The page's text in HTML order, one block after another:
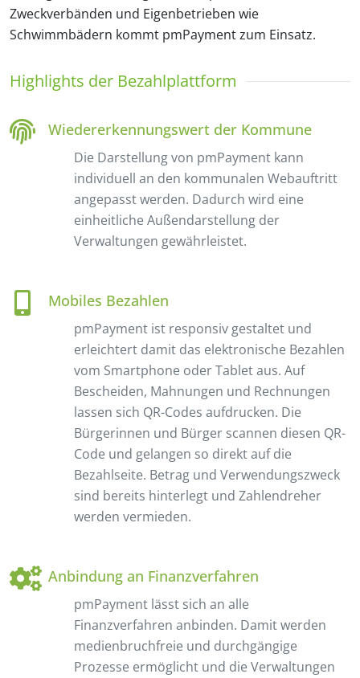
Zweckverbänden und Eigenbetrieben wie
Schwimmbädern kommt pmPayment zum Einsatz.
Highlights der Bezahlplattform
Wiedererkennungswert der Kommune
Die Darstellung von pmPayment kann
individuell an den kommunalen Webauftritt
angepasst werden. Dadurch wird eine
einheitliche Außendarstellung der
Verwaltungen gewährleistet.
Mobiles Bezahlen
pmPayment ist responsiv gestaltet und
erleichtert damit das elektronische Bezahlen
vom Smartphone oder Tablet aus. Auf
Bescheiden, Mahnungen und Rechnungen
lassen sich QR-Codes aufdrucken. Die
Bürgerinnen und Bürger scannen diesen QR-
Code und gelangen so direkt auf die
Bezahlseite. Betrag und Verwendungszweck
sind bereits hinterlegt und Zahlendreher
werden vermieden.
Anbindung an Finanzverfahren
pmPayment lässt sich an alle
Finanzverfahren anbinden. Damit werden
medienbruchfreie und durchgängige
Prozesse ermöglicht und die Verwaltungen